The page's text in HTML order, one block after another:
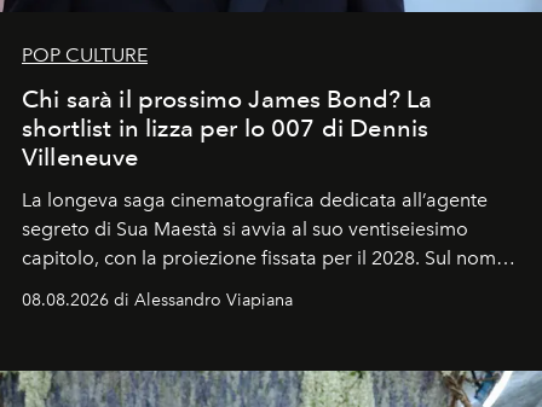
POP CULTURE
Chi sarà il prossimo James Bond? La
shortlist in lizza per lo 007 di Dennis
Villeneuve
La longeva saga cinematografica dedicata all’agente
segreto di Sua Maestà si avvia al suo ventiseiesimo
capitolo, con la proiezione fissata per il 2028. Sul nome
Craig, però, regna ancora il più assoluto riserbo.
08.08.2026 di Alessandro Viapiana